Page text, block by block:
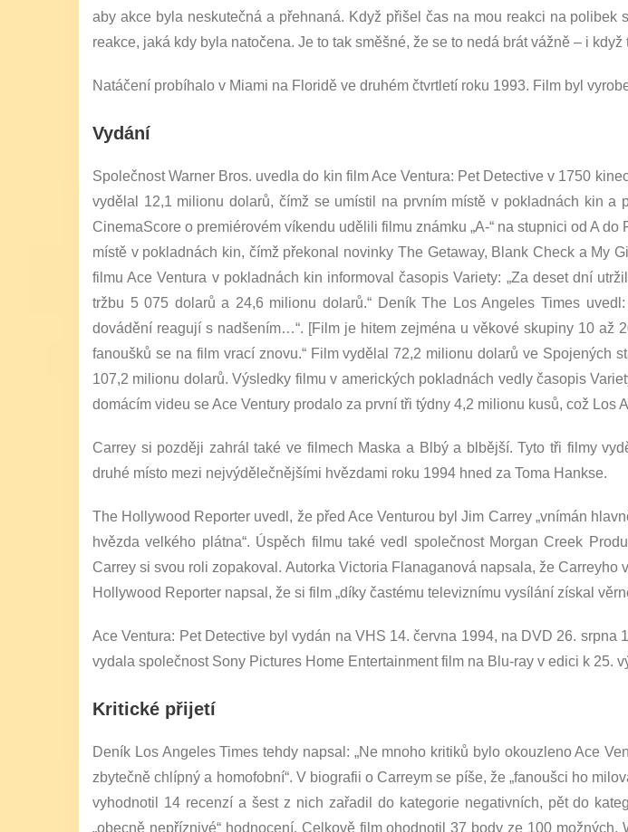
aby akce byla neskutečná a přehnaná. Když přišel čas na mou reakci na
reakce, jaká kdy byla natočena. Je to tak směšné, že se to nedá brát vážně – i když
Natáčení probíhalo v Miami na Floridě ve druhém čtvrtletí roku 1993. Film byl
Vydání
Společnost Warner Bros. uvedla do kin film Ace Ventura: Pet Detective v 1750
vydělal 12,1 milionu dolarů, čímž se umístil na prvním místě v pokladnách kin
CinemaScore o premiérovém víkendu udělili filmu známku „A-“ na stupnici od A
místě v pokladnách kin, čímž překonal novinky The Getaway, Blank Check a My
filmu Ace Ventura v pokladnách kin informoval časopis Variety: „Za deset dní
tržbu 5 075 dolarů a 24,6 milionu dolarů.“ Deník The Los Angeles Times
dovádění reagují s nadšením…“. [Film je hitem zejména u věkové skupiny 10 až
fanoušků se na film vrací znovu.“ Film vydělal 72,2 milionu dolarů ve
107,2 milionu dolarů. Výsledky filmu v amerických pokladnách vedly časopis
domácím videu se Ace Ventury prodalo za první tři týdny 4,2 milionu kusů, což
Carrey si později zahrál také ve filmech Maska a Blbý a blbější. Tyto tři filmy
druhé místo mezi nejvýdělečnějšími hvězdami roku 1994 hned za Toma Hankse.
The Hollywood Reporter uvedl, že před Ace Venturou byl Jim Carrey „vnímán
hvězda velkého plátna“. Úspěch filmu také vedl společnost Morgan Creek
Carrey si svou roli zopakoval. Autorka Victoria Flanaganová napsala, že
Hollywood Reporter napsal, že si film „díky častému televiznímu vysílání získal
Ace Ventura: Pet Detective byl vydán na VHS 14. června 1994, na DVD 26.
vydala společnost Sony Pictures Home Entertainment film na Blu-ray v edici k 25.
Kritické přijetí
Deník Los Angeles Times tehdy napsal: „Ne mnoho kritiků bylo okouzleno Ace
zbytečně chlípný a homofobní“. V biografii o Carreym se píše, že „fanoušci ho
vyhodnotil 14 recenzí a šest z nich zařadil do kategorie negativních, pět do
„obecně nepříznivé“ hodnocení. Celkově film ohodnotil 37 body ze 100